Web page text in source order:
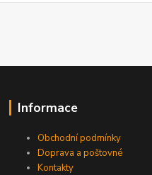
Informace
Obchodní podmínky
Doprava a poštovné
Kontakty